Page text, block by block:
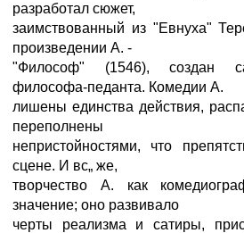
разработал сюжет,
заимствованный из "Евнуха"
произведении А. -
"Философ" (1546), создан
философа-педанта. Комедии А.
лишены единства действия,
переполнены
непристойностями, что
сцене. И вс„ же,
творчество А. как
значение; оно развивало
черты реализма и сатиры,